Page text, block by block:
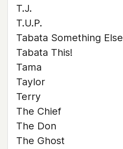
T.J.
T.U.P.
Tabata Something Else
Tabata This!
Tama
Taylor
Terry
The Chief
The Don
The Ghost